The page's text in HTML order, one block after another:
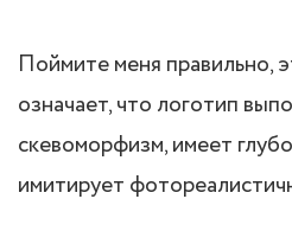
Поймите меня правильно,
означает, что логотип
скевоморфизм, имеет
имитирует